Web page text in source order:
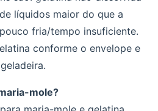
líquidos maior do que a
fria/tempo insuficiente.
conforme o envelope e
mole?